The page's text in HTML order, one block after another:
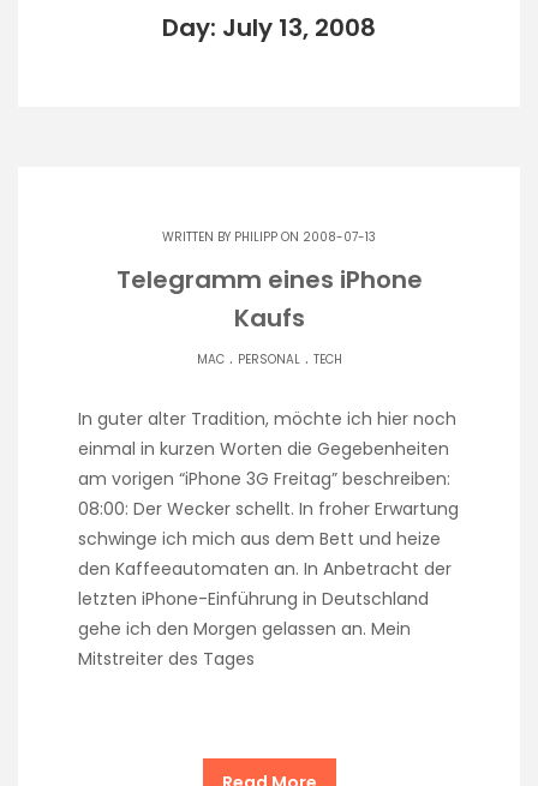
Day: July 13, 2008
WRITTEN BY PHILIPP ON 2008-07-13
Telegramm eines iPhone
Kaufs
MAC. PERSONAL. TECH
In guter alter Tradition, möchte ich hier noch
einmal in kurzen Worten die Gegebenheiten
am vorigen “iPhone 3G Freitag” beschreiben:
08:00: Der Wecker schellt. In froher Erwartung
schwinge ich mich aus dem Bett und heize
den Kaffeeautomaten an. In Anbetracht der
letzten iPhone-Einführung in Deutschland
gehe ich den Morgen gelassen an. Mein
Mitstreiter des Tages